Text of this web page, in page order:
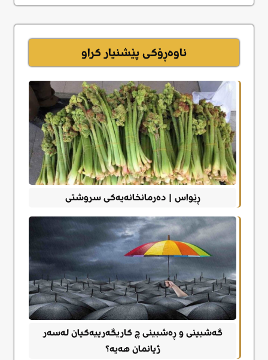
ناوەڕۆکی پێشنیار کراو
ڕێواس | دەرمانخانەیەکی سروشتی
گەشبینی و ڕەشبینی چ کاریگەرییەکیان لەسەر
ژیانمان هەیە؟